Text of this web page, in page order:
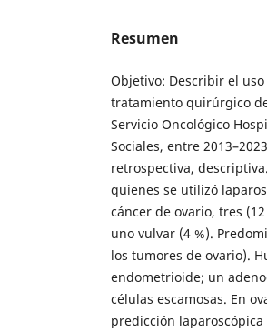
Resumen
Objetivo: Describir el
tratamiento quirúrgico
Servicio Oncológico
Sociales, entre
retrospectiva,
quienes se utilizó
cáncer de ovario, tres
uno vulvar (4 %).
los tumores de ovario).
endometrioide; un
células escamosas. En
predicción